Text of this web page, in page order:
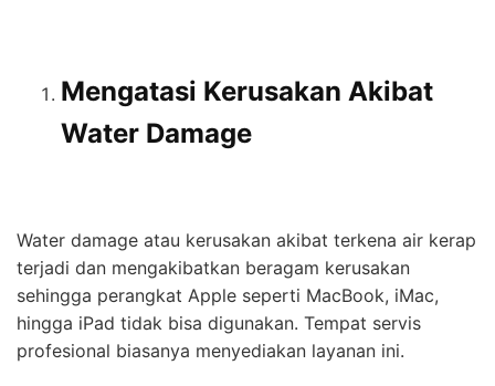
Mengatasi Kerusakan Akibat
Water Damage
Water damage atau kerusakan akibat terkena air kerap
terjadi dan mengakibatkan beragam kerusakan
sehingga perangkat Apple seperti MacBook, iMac,
hingga iPad tidak bisa digunakan. Tempat servis
profesional biasanya menyediakan layanan ini.